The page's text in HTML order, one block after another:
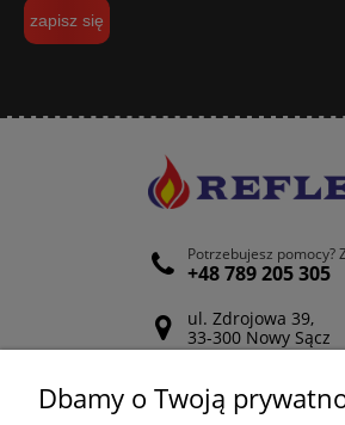
zapisz się
Potrzebujesz pomocy?
+48 789 205 305
ul. Zdrojowa 39,
33-300 Nowy Sącz
Odwiedź nasz
Dbamy o Twoją